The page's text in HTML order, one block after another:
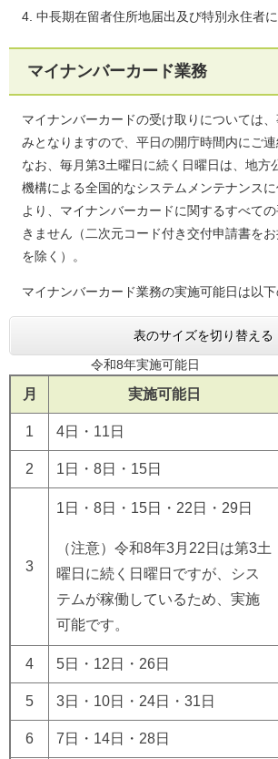
4. 中長期在留者住所地届出及び特別永住者
マイナンバーカード業務
マイナンバーカードの受け取りについては
みとなりますので、平日の開庁時間内にご連
なお、毎月第3土曜日に続く日曜日は、地方
機構による全国的なシステムメンテナンス
より、マイナンバーカードに関するすべて
きません（二次元コード付き交付申請書を
を除く）。
マイナンバーカード業務の実施可能日は以下
表のサイズを切り替える
令和8年実施可能日
月 実施可能日
1 4日・11日
2 1日・8日・15日
3
1日・8日・15日・22日・29日
（注意）令和8年3月22日は第3土
曜日に続く日曜日ですが、シス
テムが稼働しているため、実施
可能です。
4 5日・12日・26日
5 3日・10日・24日・31日
6 7日・14日・28日